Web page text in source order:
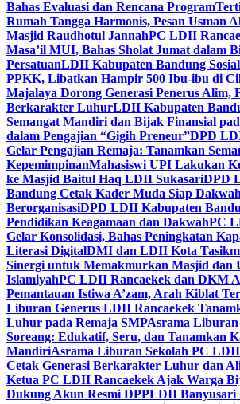
Bahas Evaluasi dan Rencana Program
Rumah Tangga Harmonis, Pesan Usman
Masjid Raudhotul JannahPC LDII
Masa’il MUI, Bahas Sholat Jumat dalam
PersatuanLDII Kabupaten Bandung
PPKK, Libatkan Hampir 500 Ibu-ibu di
Majalaya Dorong Generasi Penerus Alim,
Berkarakter LuhurLDII Kabupaten
Semangat Mandiri dan Bijak Finansial
dalam Pengajian “Gigih Preneur”DPD
Gelar Pengajian Remaja: Tanamkan
KepemimpinanMahasiswi UPI Lakukan
ke Masjid Baitul Haq LDII SukasariDPD
Bandung Cetak Kader Muda Siap
BerorganisasiDPD LDII Kabupaten
Pendidikan Keagamaan dan DakwahPC
Gelar Konsolidasi, Bahas Peningkatan
Literasi DigitalDMI dan LDII Kota
Sinergi untuk Memakmurkan Masjid dan
IslamiyahPC LDII Rancaekek dan DKM
Pemantauan Istiwa A’zam, Arah Kiblat
Liburan Generus LDII Rancaekek
Luhur pada Remaja SMPAsrama
Soreang: Edukatif, Seru, dan Tanamkan
MandiriAsrama Liburan Sekolah PC
Cetak Generasi Berkarakter Luhur dan
Ketua PC LDII Rancaekek Ajak Warga
Dukung Akun Resmi DPPLDII Banyusari